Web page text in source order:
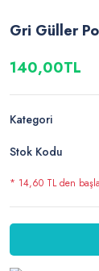
Gri Güller
140,00TL
Kategori
Stok Kodu
* 14,60 TL den